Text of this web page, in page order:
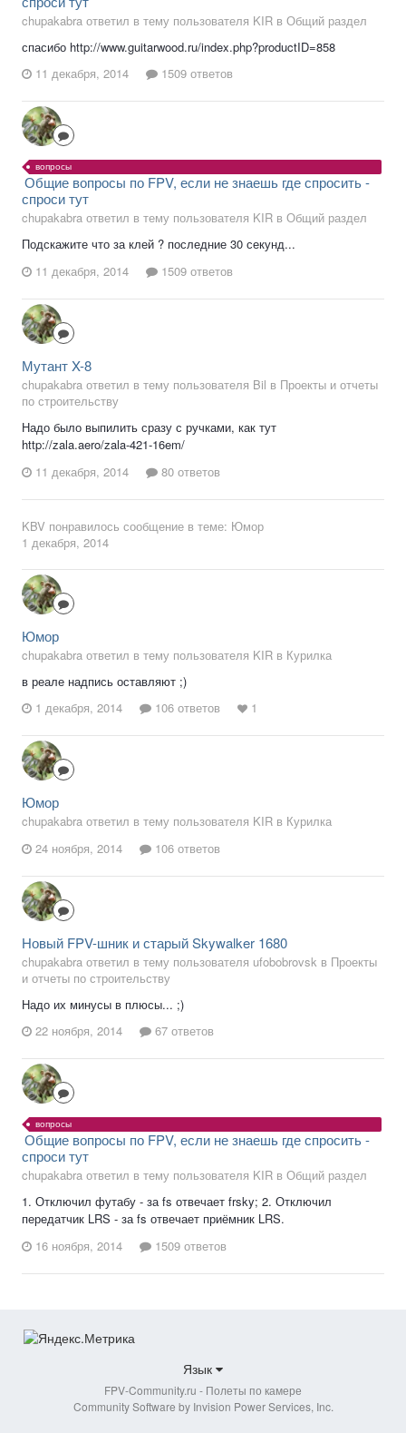
chupakabra ответил в тему пользователя KIR в Общий раздел
спасибо http://www.guitarwood.ru/index.php?productID=858
11 декабря, 2014
1509 ответов
вопросы
Общие вопросы по FPV, если не знаешь где спросить -
спроси тут
chupakabra ответил в тему пользователя KIR в Общий раздел
Подскажите что за клей ? последние 30 секунд...
11 декабря, 2014
1509 ответов
Мутант X-8
chupakabra ответил в тему пользователя Bil в Проекты и отчеты
по строительству
Надо было выпилить сразу с ручками, как тут
http://zala.aero/zala-421-16em/
11 декабря, 2014
80 ответов
KBV понравилось сообщение в теме: Юмор
1 декабря, 2014
Юмор
chupakabra ответил в тему пользователя KIR в Курилка
в реале надпись оставляют ;)
1 декабря, 2014
106 ответов 1
Юмор
chupakabra ответил в тему пользователя KIR в Курилка
24 ноября, 2014
106 ответов
Новый FPV-шник и старый Skywalker 1680
chupakabra ответил в тему пользователя ufobobrovsk в Проекты
и отчеты по строительству
Надо их минусы в плюсы... ;)
22 ноября, 2014
67 ответов
вопросы
Общие вопросы по FPV, если не знаешь где спросить -
спроси тут
chupakabra ответил в тему пользователя KIR в Общий раздел
1. Отключил футабу - за fs отвечает frsky; 2. Отключил
передатчик LRS - за fs отвечает приёмник LRS.
16 ноября, 2014
1509 ответов
Язык
FPV-Community.ru - Полеты по камере
Community Software by Invision Power Services, Inc.